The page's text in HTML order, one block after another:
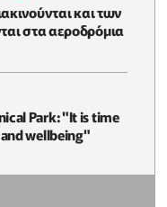
και των
στα αεροδρόμια
Park: "It is time
wellbeing"